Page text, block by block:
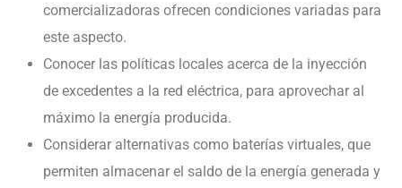
comercializadoras ofrecen condiciones variadas para
este aspecto.
Conocer las políticas locales acerca de la inyección
de excedentes a la red eléctrica, para aprovechar al
máximo la energía producida.
Considerar alternativas como baterías virtuales, que
permiten almacenar el saldo de la energía generada y